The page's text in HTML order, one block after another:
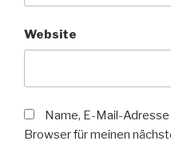
Website
Name, E-Mail-
Browser für meinen